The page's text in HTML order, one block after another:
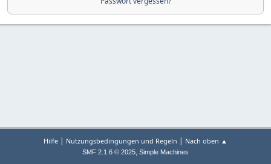
Hilfe | Nutzungsbedingungen und Regeln | Nach oben ▲
SMF 2.1.6 © 2025, Simple Machines